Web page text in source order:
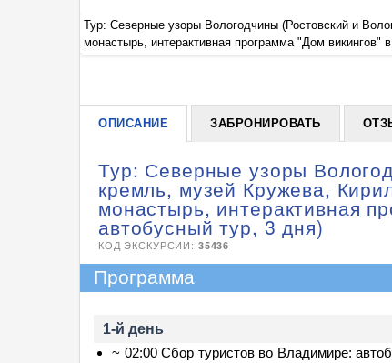
Тур: Северные узоры Вологодчины (Ростовский и
монастырь, интерактивная программа "Дом викингов"
ОПИСАНИЕ ЗАБРОНИРОВАТЬ
Тур: Северные узоры
кремль, музей Кружева,
монастырь, интерактивная
автобусный тур, 3 дня)
КОД ЭКСКУРСИИ: 35436
Программа
1-й день
~ 02:00 Сбор туристов во Владимире: